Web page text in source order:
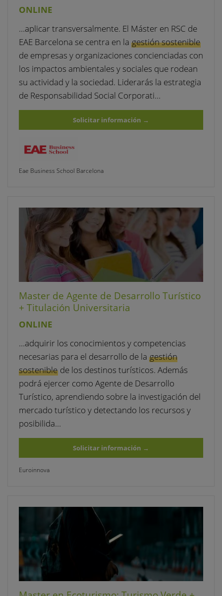
ONLINE
…aplicar transversalmente. El Máster en RSC de
EAE Barcelona se centra en la gestión sostenible
de empresas y organizaciones concienciadas con
los impactos ambientales y sociales que rodean
su actividad y la sociedad. Liderarás la estrategia
de Responsabilidad Social Corporati…
Solicitar información →
Eae Business School Barcelona
Master de Agente de Desarrollo Turístico
+ Titulación Universitaria
ONLINE
…adquirir los conocimientos y competencias
necesarias para el desarrollo de la gestión
sosteniblede los destinos turísticos. Además
podrá ejercer como Agente de Desarrollo
Turístico, aprendiendo sobre la investigación del
mercado turístico y detectando los recursos y
posibilida…
Solicitar información →
Euroinnova